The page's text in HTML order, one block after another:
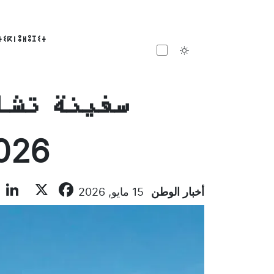
2026 المقرر
أخبار الوطن 15 مايو, 2026